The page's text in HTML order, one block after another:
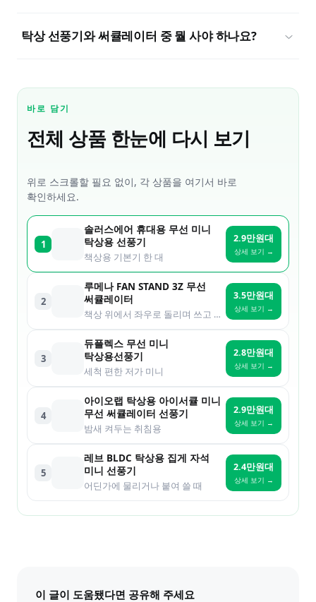
탁상 선풍기와 써큘레이터 중 뭘 사야 하나요?
바로 담기
전체 상품 한눈에 다시 보기
위로 스크롤할 필요 없이, 각 상품을 여기서 바로
확인하세요.
1
솔러스에어 휴대용 무선 미니
탁상용 선풍기
책상용 기본기 한 대
2.9만원대
상세 보기 →
2
루메나 FAN STAND 3Z 무선
써큘레이터
책상 위에서 좌우로 돌리며 쓰고 싶은 분
3.5만원대
상세 보기 →
3
듀플렉스 무선 미니
탁상용선풍기
세척 편한 저가 미니
2.8만원대
상세 보기 →
4
아이오랩 탁상용 아이서큘 미니
무선 써큘레이터 선풍기
밤새 켜두는 취침용
2.9만원대
상세 보기 →
5
레브 BLDC 탁상용 집게 자석
미니 선풍기
어딘가에 물리거나 붙여 쓸 때
2.4만원대
상세 보기 →
이 글이 도움됐다면 공유해 주세요